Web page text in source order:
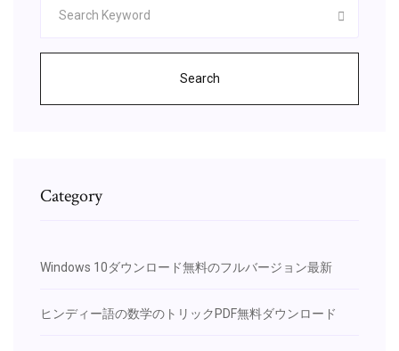
Search
Category
Windows 10ダウンロード無料のフルバージョン最新
ヒンディー語の数学のトリックPDF無料ダウンロード